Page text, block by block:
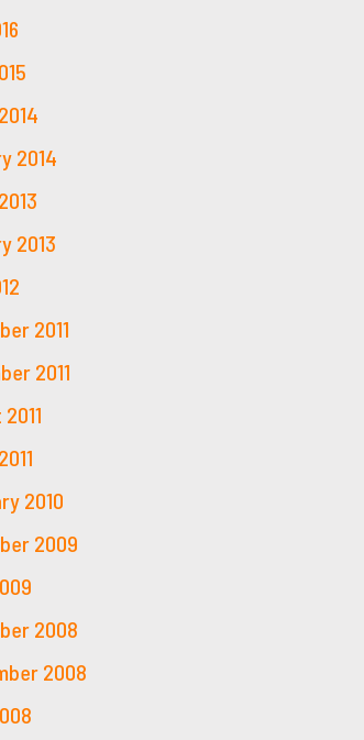
2014
2013
2011
2011
2010
2009
2008
2008